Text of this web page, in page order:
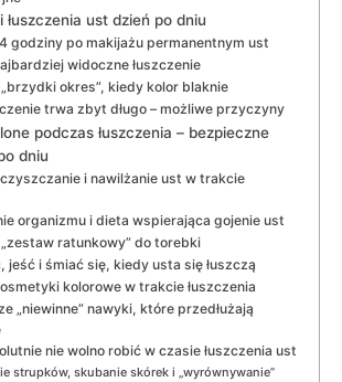
łuszczenia ust dzień po dniu
godziny po makijażu permanentnym ust
widoczne łuszczenie
„brzydki okres”, kiedy kolor blaknie
trwa zbyt długo – możliwe przyczyny
podczas łuszczenia – bezpieczne
dniu
i nawilżanie ust w trakcie
organizmu i dieta wspierająca gojenie ust
ratunkowy” do torebki
jeść i śmiać się, kiedy usta się łuszczą
kolorowe w trakcie łuszczenia
„niewinne” nawyki, które przedłużają
nie wolno robić w czasie łuszczenia ust
strupków, skubanie skórek i „wyrównywanie”